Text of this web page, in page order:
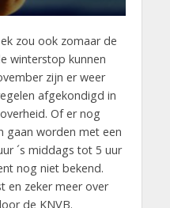
zou ook zomaar de
winterstop kunnen
zijn er weer
afgekondigd in
Of er nog
gaan worden met een
´s middags tot 5 uur
nog niet bekend.
en zeker meer over
de KNVB.